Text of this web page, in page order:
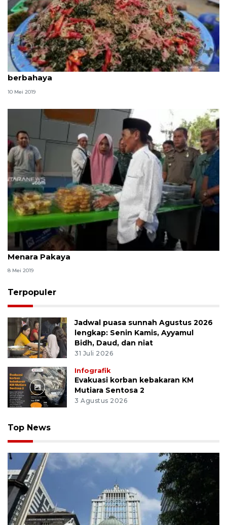
Ketua DPRD minta pedagang takjil tak gunakan zat
berbahaya
10 Mei 2019
Bupati Gorontalo izinkan pedagang takjil di bawah
Menara Pakaya
8 Mei 2019
Terpopuler
Jadwal puasa sunnah Agustus 2026
lengkap: Senin Kamis, Ayyamul
Bidh, Daud, dan niat
31 Juli 2026
Infografik
Evakuasi korban kebakaran KM
Mutiara Sentosa 2
3 Agustus 2026
Top News